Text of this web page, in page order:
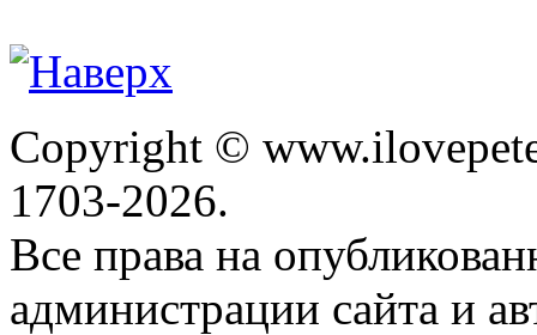
Copyright ©
1703-2026.
Все права на
администрации сайта и